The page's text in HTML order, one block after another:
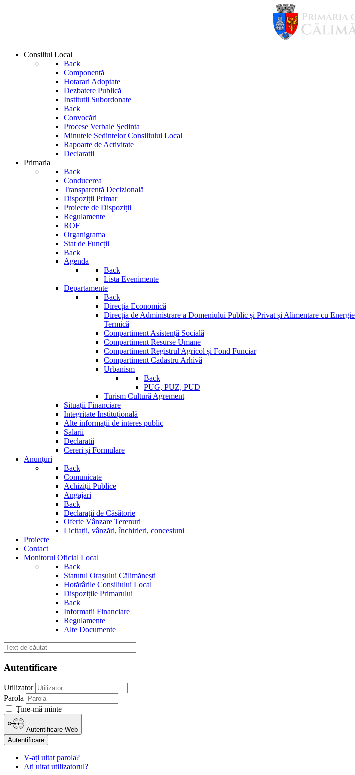
Consiliul Local
Back
Componență
Hotarari Adoptate
Dezbatere Publică
Institutii Subordonate
Back
Convocări
Procese Verbale Ședinta
Minutele Ședintelor Consiliului Local
Rapoarte de Activitate
Declaratii
Primaria
Back
Conducerea
Transparență Decizională
Dispoziții Primar
Proiecte de Dispoziții
Regulamente
ROF
Organigrama
Stat de Funcții
Back
Agenda
Back
Lista Evenimente
Departamente
Back
Direcția Economică
Direcția de Administrare a Domeniului Public și Privat și Alimentare cu Energie
Termică
Compartiment Asistență Socială
Compartiment Resurse Umane
Compartiment Registrul Agricol și Fond Funciar
Compartiment Cadastru Arhivă
Urbanism
Back
PUG, PUZ, PUD
Turism Cultură Agrement
Situații Financiare
Integritate Instituțională
Alte informații de interes public
Salarii
Declaratii
Cereri și Formulare
Anunțuri
Back
Comunicate
Achiziții Publice
Angajari
Back
Declarații de Căsătorie
Oferte Vânzare Terenuri
Licitații, vânzări, închirieri, concesiuni
Proiecte
Contact
Monitorul Oficial Local
Back
Statutul Orașului Călimănești
Hotărârile Consiliului Local
Dispozițile Primarului
Back
Informații Financiare
Regulamente
Alte Documente
Autentificare
Utilizator
Parola
Ţine-mă minte
Autentificare Web
Autentificare
V-ați uitat parola?
Ați uitat utilizatorul?